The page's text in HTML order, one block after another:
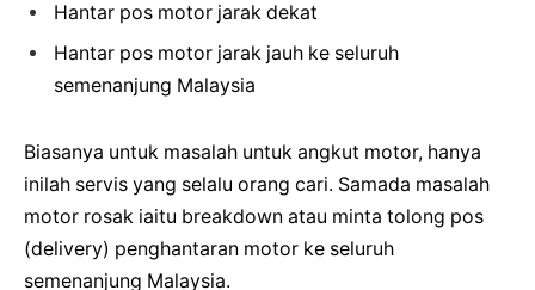
Hantar pos motor jarak dekat
Hantar pos motor jarak jauh ke seluruh
semenanjung Malaysia
Biasanya untuk masalah untuk angkut motor, hanya
inilah servis yang selalu orang cari. Samada masalah
motor rosak iaitu breakdown atau minta tolong pos
(delivery) penghantaran motor ke seluruh
semenanjung Malaysia.